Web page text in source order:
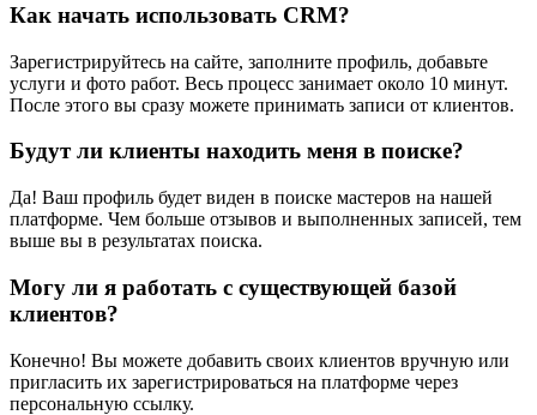
Как начать использовать CRM?
Зарегистрируйтесь на сайте, заполните профиль, добавьте
услуги и фото работ. Весь процесс занимает около 10 минут.
После этого вы сразу можете принимать записи от клиентов.
Будут ли клиенты находить меня в поиске?
Да! Ваш профиль будет виден в поиске мастеров на нашей
платформе. Чем больше отзывов и выполненных записей, тем
выше вы в результатах поиска.
Могу ли я работать с существующей базой
клиентов?
Конечно! Вы можете добавить своих клиентов вручную или
пригласить их зарегистрироваться на платформе через
персональную ссылку.